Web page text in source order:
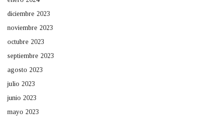
diciembre 2023
noviembre 2023
octubre 2023
septiembre 2023
agosto 2023
julio 2023
junio 2023
mayo 2023